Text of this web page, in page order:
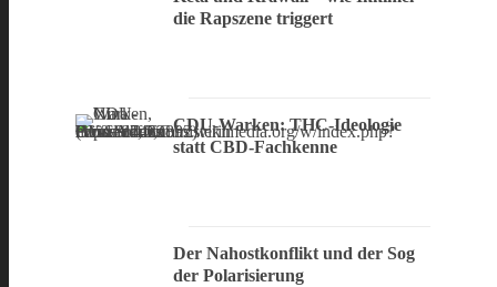
die Rapszene triggert
CDU-Warken: THC-Ideologie
statt CBD-Fachkenne
Der Nahostkonflikt und der Sog
der Polarisierung